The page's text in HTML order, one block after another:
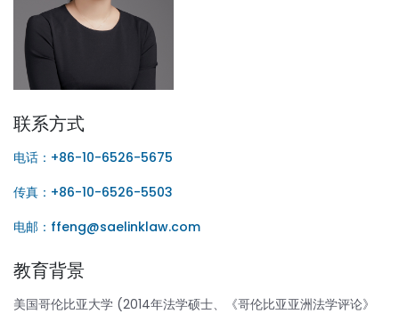
联系方式
电话：+86-10-6526-5675
传真：+86-10-6526-5503
电邮：ffeng@saelinklaw.com
教育背景
美国哥伦比亚大学 (2014年法学硕士、《哥伦比亚亚洲法学评论》